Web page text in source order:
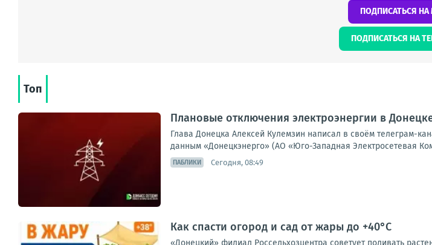
ПОДПИСАТЬСЯ НА
ПОДПИСАТЬСЯ НА
Топ
Плановые отключения электроэнергии в
Глава Донецка Алексей Кулемзин написал в своём телеграм-
данным «Донецкэнерго» (АО «Юго-Западная Электросетевая
ПАБЛИКИ Сегодня, 08:49
Как спасти огород и сад от жары до +40°C
«Донецкий» филиал Россельхозцентра советует поливать